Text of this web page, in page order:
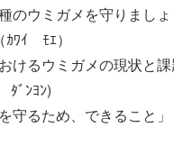
を守りましょう
ﾜｲ ﾓｴ）
メの現状と課
ﾞﾝﾖﾝ)
、できること」